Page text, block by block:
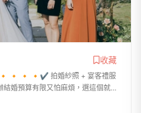
收藏
🔸 🔸 🔸✔ 拍婚紗照 + 宴客禮服
婚預算有限又怕麻煩，選這個就對
務都在這專門給不想超支、不想太